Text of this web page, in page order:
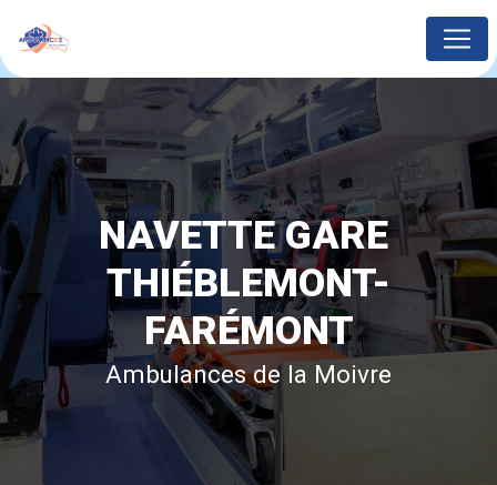
NAVETTE GARE
THIÉBLEMONT-
FARÉMONT
Ambulances de la Moivre